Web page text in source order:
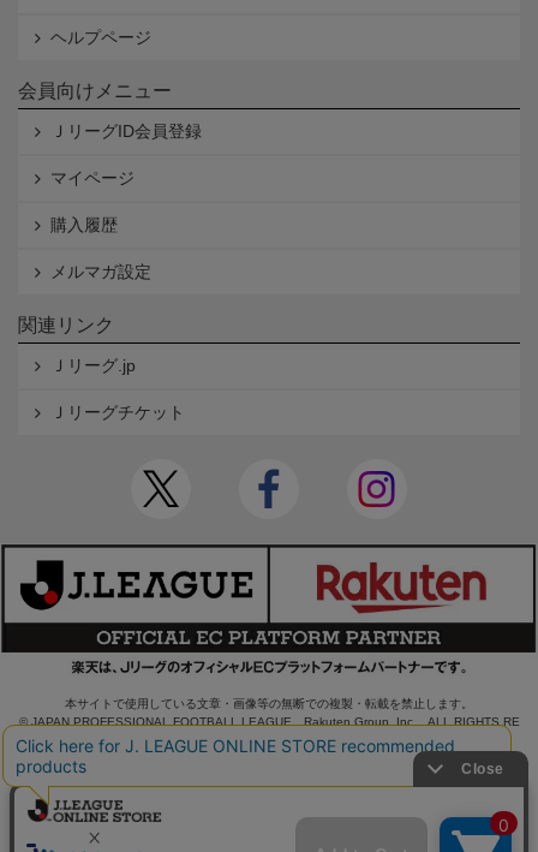
ヘルプページ
会員向けメニュー
ＪリーグID会員登録
マイページ
購入履歴
メルマガ設定
関連リンク
Ｊリーグ.jp
Ｊリーグチケット
本サイトで使用している文章・画像等の無断での複製・転載を禁止します。
© JAPAN PROFESSIONAL FOOTBALL LEAGUE Rakuten Group, Inc. ALL RIGHTS RE
SERVED.